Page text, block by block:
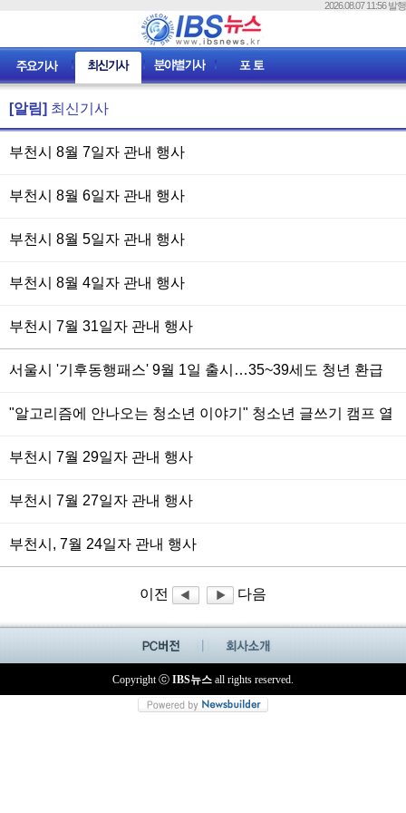
2026.08.07 11:56 발행
[알림] 최신기사
부천시 8월 7일자 관내 행사
부천시 8월 6일자 관내 행사
부천시 8월 5일자 관내 행사
부천시 8월 4일자 관내 행사
부천시 7월 31일자 관내 행사
서울시 '기후동행패스' 9월 1일 출시…35~39세도 청년 환급
"알고리즘에 안나오는 청소년 이야기" 청소년 글쓰기 캠프 열
부천시 7월 29일자 관내 행사
부천시 7월 27일자 관내 행사
부천시, 7월 24일자 관내 행사
이전 다음
Copyright ⓒ IBS뉴스 all rights reserved.